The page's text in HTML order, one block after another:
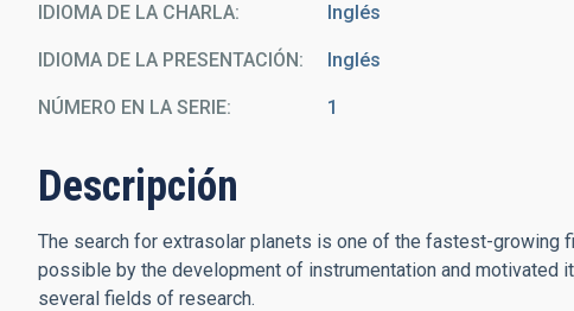
IDIOMA DE LA CHARLA Inglés
IDIOMA DE LA PRESENTACIÓN Inglés
NÚMERO EN LA SERIE 1
Descripción
The search for extrasolar planets is one of the fastest-growing
possible by the development of instrumentation and motivated
several fields of research.